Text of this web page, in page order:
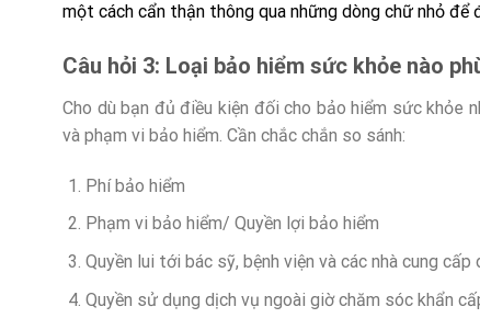
một cách cẩn thận thông qua những dòng chữ nhỏ để
Câu hỏi 3: Loại bảo hiểm sức khỏe nào
Cho dù bạn đủ điều kiện đối cho bảo hiểm sức khỏe
và phạm vi bảo hiểm. Cần chắc chắn so sánh:
Phí bảo hiểm
Phạm vi bảo hiểm/ Quyền lợi bảo hiểm
Quyền lui tới bác sỹ, bệnh viện và các nhà cung cấp
Quyền sử dụng dịch vụ ngoài giờ chăm sóc khẩn